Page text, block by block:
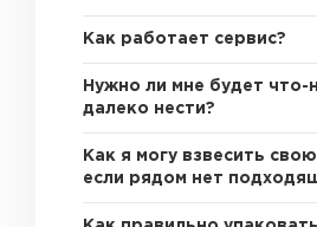
Как работает сервис?
Нужно ли мне будет что-
далеко нести?
Как я могу взвесить
если рядом нет